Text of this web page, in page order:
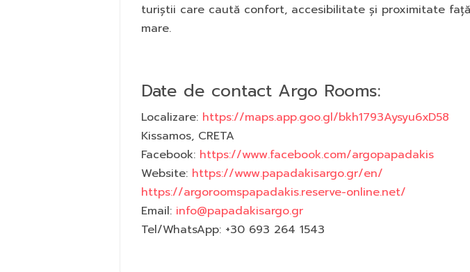
turiștii care caută confort, accesibilitate și proximitate
mare.
Date de contact Argo Rooms:
Localizare: https://maps.app.goo.gl/bkh1793Aysyu6xD58
Kissamos, CRETA
Facebook: https://www.facebook.com/argopapadakis
Website: https://www.papadakisargo.gr/en/
https://argoroomspapadakis.reserve-online.net/
Email: info@papadakisargo.gr
Tel/WhatsApp: +30 693 264 1543